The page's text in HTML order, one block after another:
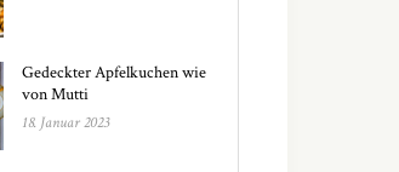
Gedeckter Apfelkuchen wie
von Mutti
18. Januar 2023